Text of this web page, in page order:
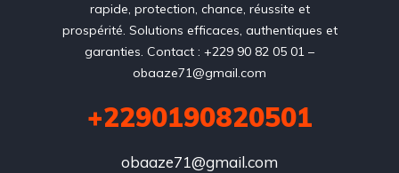
rapide, protection, chance, réussite et
prospérité. Solutions efficaces, authentiques et
garanties. Contact : +229 90 82 05 01 –
obaaze71@gmail.com
+2290190820501
obaaze71@gmail.com